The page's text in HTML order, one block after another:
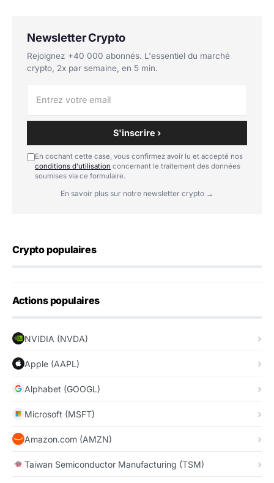
Newsletter Crypto
Rejoignez +40 000 abonnés. L'essentiel du marché
crypto, 2x par semaine, en 5 min.
S'inscrire ›
En cochant cette case, vous confirmez avoir lu et accepté nos
conditions d'utilisation concernant le traitement des données
soumises via ce formulaire.
En savoir plus sur notre newsletter crypto →
Crypto populaires
Actions populaires
NVIDIA (NVDA)
Apple (AAPL)
Alphabet (GOOGL)
Microsoft (MSFT)
Amazon.com (AMZN)
Taiwan Semiconductor Manufacturing (TSM)